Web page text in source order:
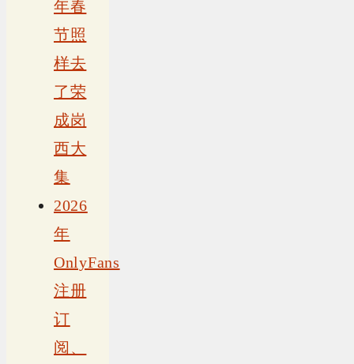
年春
节照
样去
了荣
成岗
西大
集
2026
年
OnlyFans
注册
订
阅、